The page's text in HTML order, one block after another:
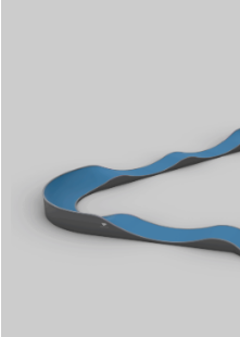
acier -